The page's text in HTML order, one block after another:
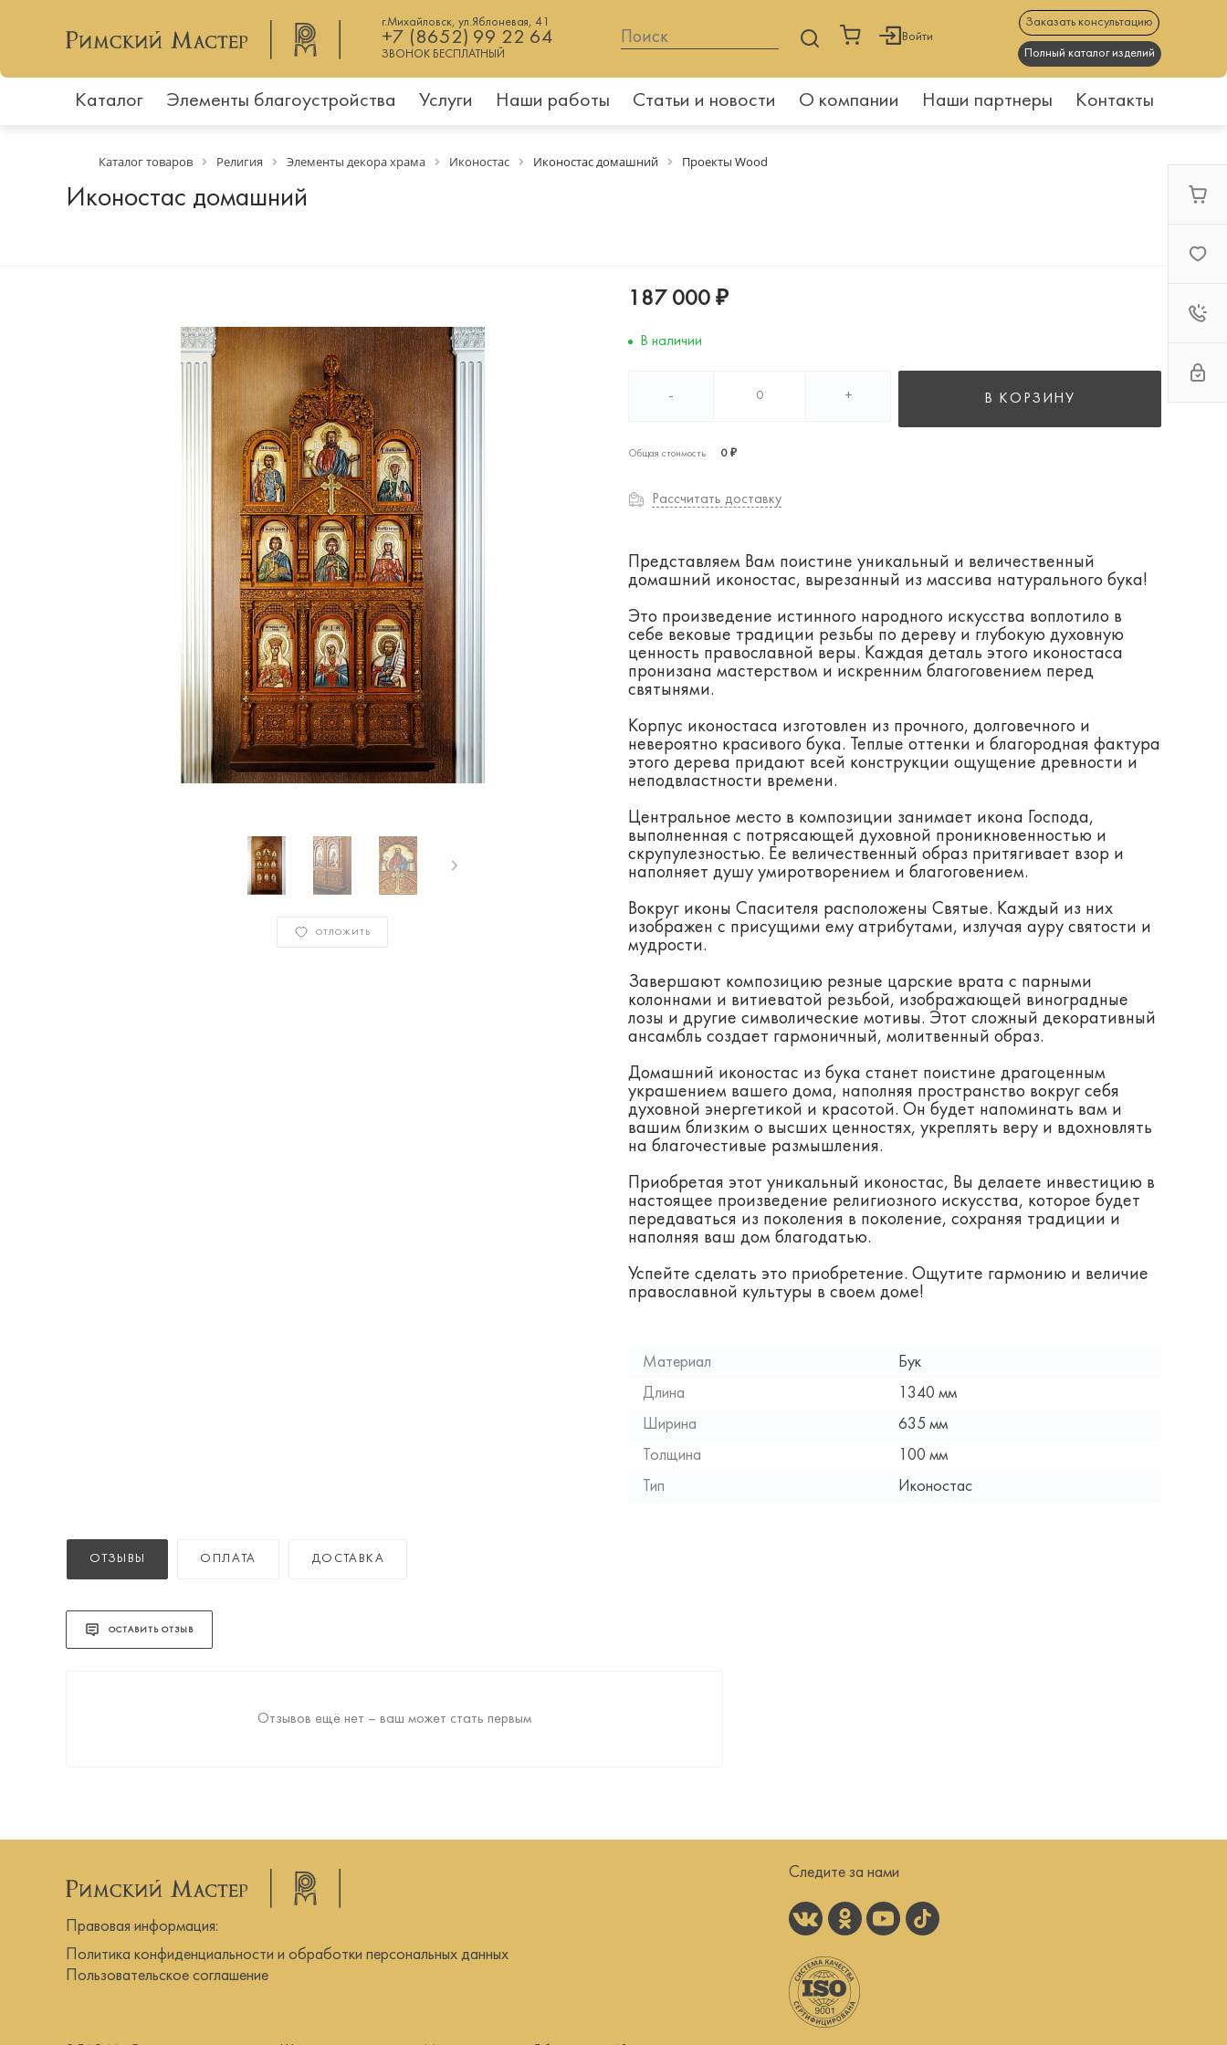
г.Михайловск, ул.Яблоневая, 41
+7 (8652) 99 22 64
ЗВОНОК БЕСПЛАТНЫЙ
Войти
Заказать консультацию
Полный каталог изделий
Каталог Элементы благоустройства Услуги Наши работы Статьи и новости О компании Наши партнеры Контакты
Каталог товаров Религия Элементы декора храма Иконостас Иконостас домашний Проекты Wood
Иконостас домашний
ОТЛОЖИТЬ
187 000 ₽
В наличии
- + В КОРЗИНУ
Общая стоимость 0 ₽
Рассчитать доставку
Представляем Вам поистине уникальный и величественный
домашний иконостас, вырезанный из массива натурального бука!
Это произведение истинного народного искусства воплотило в
себе вековые традиции резьбы по дереву и глубокую духовную
ценность православной веры. Каждая деталь этого иконостаса
пронизана мастерством и искренним благоговением перед
святынями.
Корпус иконостаса изготовлен из прочного, долговечного и
невероятно красивого бука. Теплые оттенки и благородная фактура
этого дерева придают всей конструкции ощущение древности и
неподвластности времени.
Центральное место в композиции занимает икона Господа,
выполненная с потрясающей духовной проникновенностью и
скрупулезностью. Ее величественный образ притягивает взор и
наполняет душу умиротворением и благоговением.
Вокруг иконы Спасителя расположены Святые. Каждый из них
изображен с присущими ему атрибутами, излучая ауру святости и
мудрости.
Завершают композицию резные царские врата с парными
колоннами и витиеватой резьбой, изображающей виноградные
лозы и другие символические мотивы. Этот сложный декоративный
ансамбль создает гармоничный, молитвенный образ.
Домашний иконостас из бука станет поистине драгоценным
украшением вашего дома, наполняя пространство вокруг себя
духовной энергетикой и красотой. Он будет напоминать вам и
вашим близким о высших ценностях, укреплять веру и вдохновлять
на благочестивые размышления.
Приобретая этот уникальный иконостас, Вы делаете инвестицию в
настоящее произведение религиозного искусства, которое будет
передаваться из поколения в поколение, сохраняя традиции и
наполняя ваш дом благодатью.
Успейте сделать это приобретение. Ощутите гармонию и величие
православной культуры в своем доме!
Материал
Бук
Длина
1340 мм
Ширина
635 мм
Толщина
100 мм
Тип
Иконостас
ОТЗЫВЫ ОПЛАТА ДОСТАВКА
ОСТАВИТЬ ОТЗЫВ
Отзывов ещё нет – ваш может стать первым
Правовая информация:
Политика конфиденциальности и обработки персональных данных
Пользовательское соглашение
Следите за нами